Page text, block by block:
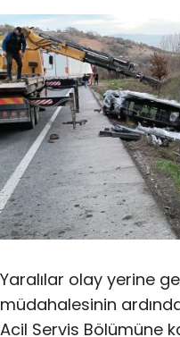
Yaralılar olay yerine
müdahalesinin
Acil Servis Bölümüne